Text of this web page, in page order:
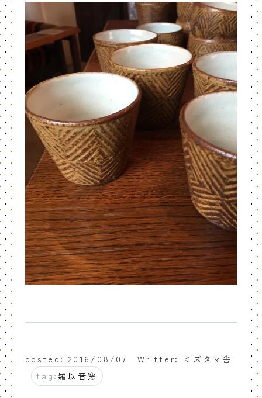
posted: 2016/08/07
Writter: ミズタマ舎
tag: 羅以音窯